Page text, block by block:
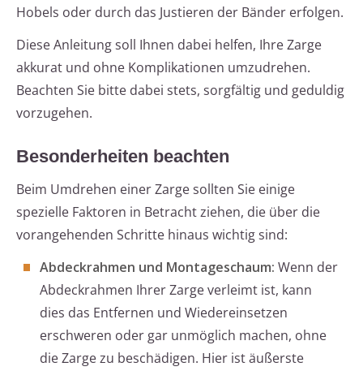
Hobels oder durch das Justieren der Bänder erfolgen.
Diese Anleitung soll Ihnen dabei helfen, Ihre Zarge
akkurat und ohne Komplikationen umzudrehen.
Beachten Sie bitte dabei stets, sorgfältig und geduldig
vorzugehen.
Besonderheiten beachten
Beim Umdrehen einer Zarge sollten Sie einige
spezielle Faktoren in Betracht ziehen, die über die
vorangehenden Schritte hinaus wichtig sind:
Abdeckrahmen und Montageschaum: Wenn der
Abdeckrahmen Ihrer Zarge verleimt ist, kann
dies das Entfernen und Wiedereinsetzen
erschweren oder gar unmöglich machen, ohne
die Zarge zu beschädigen. Hier ist äußerste